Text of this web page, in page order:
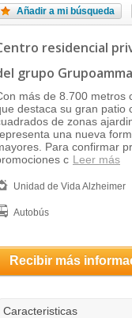
Añadir a mi búsqueda
residencial
grupo Grupoamma
más de 8.700 metros
destaca su gran patio
de zonas
una nueva
Para confirmar
c Leer más
Unidad de Vida Alzheimer
Autobús
Recibir más
Caracteristicas